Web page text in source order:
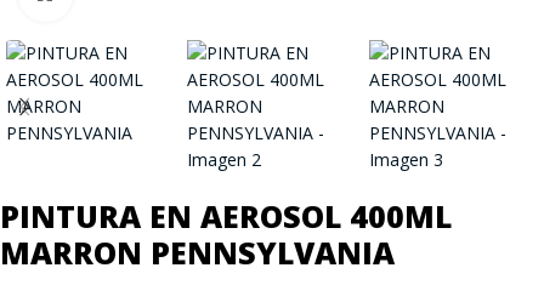
PINTURA EN AEROSOL 400ML
MARRON PENNSYLVANIA